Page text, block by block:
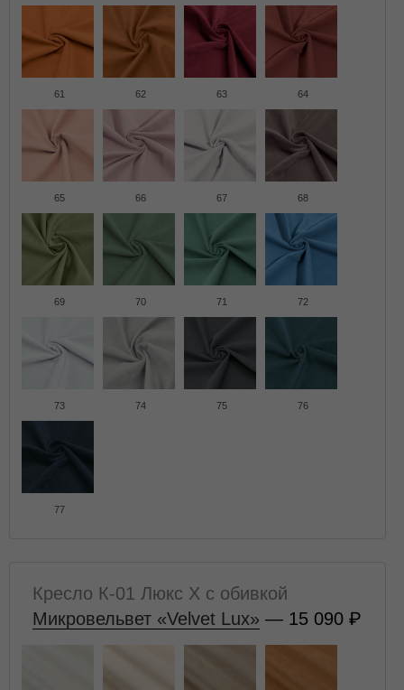
61 62 63 64
65 66 67 68
69 70 71 72
73 74 75 76
77
Кресло К-01 Люкс X с обивкой
Микровельвет «Velvet Lux» — 15 090